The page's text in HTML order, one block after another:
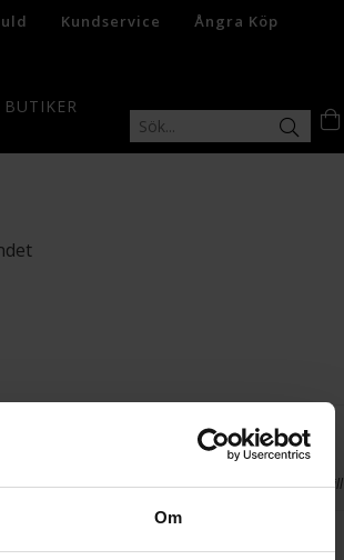
Om
Kundservice Ångra Köp
BUTIKER
förmån för Rosa bandet. VId köp går 10 kr oavkortat